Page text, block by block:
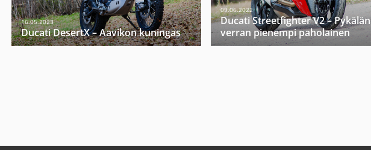
16.05.2023
Ducati DesertX – Aavikon kuningas
09.06.2022
Ducati Streetfighter V2 – Pykälän
verran pienempi paholainen